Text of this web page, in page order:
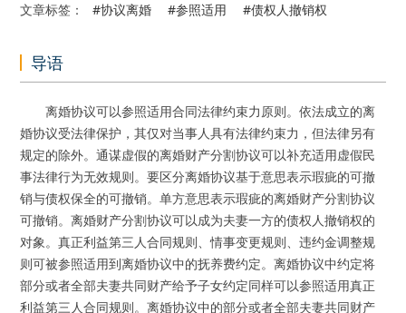
文章标签： #协议离婚 #参照适用 #债权人撤销权
导语
离婚协议可以参照适用合同法律约束力原则。依法成立的离
婚协议受法律保护，其仅对当事人具有法律约束力，但法律另有
规定的除外。通谋虚假的离婚财产分割协议可以补充适用虚假民
事法律行为无效规则。要区分离婚协议基于意思表示瑕疵的可撤
销与债权保全的可撤销。单方意思表示瑕疵的离婚财产分割协议
可撤销。离婚财产分割协议可以成为夫妻一方的债权人撤销权的
对象。真正利益第三人合同规则、情事变更规则、违约金调整规
则可被参照适用到离婚协议中的抚养费约定。离婚协议中约定将
部分或者全部夫妻共同财产给予子女约定同样可以参照适用真正
利益第三人合同规则。离婚协议中的部分或者全部夫妻共同财产